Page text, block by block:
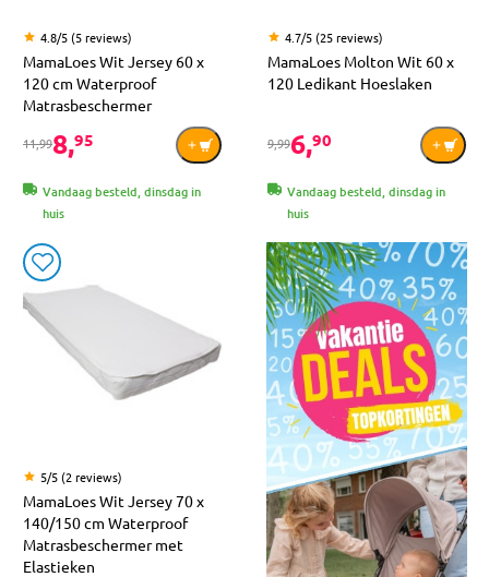
4.8/5 (5 reviews)
MamaLoes Wit Jersey 60 x
120 cm Waterproof
Matrasbeschermer
11,998,95
Vandaag besteld, dinsdag in
huis
4.7/5 (25 reviews)
MamaLoes Molton Wit 60 x
120 Ledikant Hoeslaken
9,996,90
Vandaag besteld, dinsdag in
huis
5/5 (2 reviews)
MamaLoes Wit Jersey 70 x
140/150 cm Waterproof
Matrasbeschermer met
Elastieken